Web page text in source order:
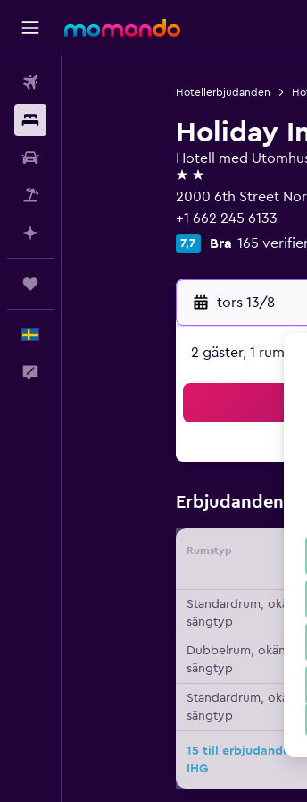
Hotellerbjudanden
Holiday
Hotell med
2 stjärnor
2000 6th Street
+1 662 245 6133
7,7 Bra 165
tors 13/8
2 gäster, 1 rum
Erbjudanden
Rumstyp
Standardrum, okänd
sängtyp
Dubbelrum, okänd
sängtyp
Standardrum, okänd
sängtyp
15 till erbjudanden
IHG